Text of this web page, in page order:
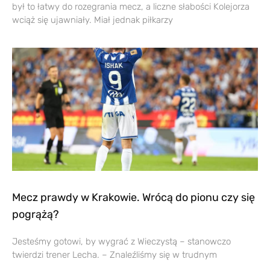
był to łatwy do rozegrania mecz, a liczne słabości Kolejorza
wciąż się ujawniały. Miał jednak piłkarzy
Mecz prawdy w Krakowie. Wrócą do pionu czy się
pogrążą?
Jesteśmy gotowi, by wygrać z Wieczystą – stanowczo
twierdzi trener Lecha. – Znaleźliśmy się w trudnym